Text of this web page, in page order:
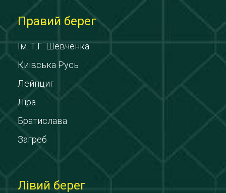
Правий берег
Ім. Т.Г. Шевченка
Київська Русь
Лейпциг
Ліра
Братислава
Загреб
Лівий берег